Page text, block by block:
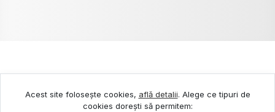
Acest site folosește cookies, află detalii. Alege ce tipuri de
cookies dorești să permitem: